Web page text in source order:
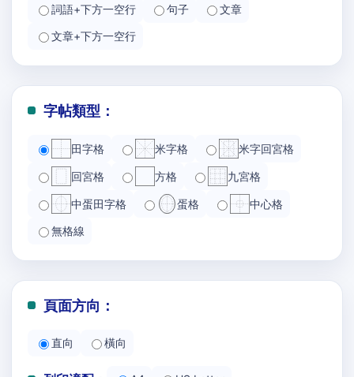
詞語+下方一空行
句子
文章
文章+下方一空行
字帖類型：
田字格 米字格 米字回宮格
回宮格 方格 九宮格
中蛋田字格 蛋格 中心格
無格線
頁面方向：
直向 橫向